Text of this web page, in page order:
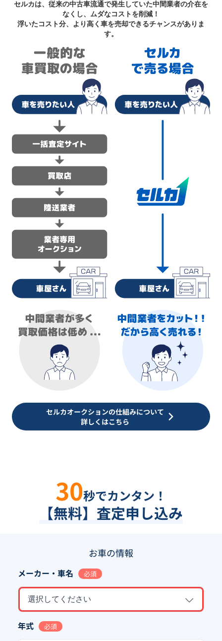
セルカは、従来の中古車流通で発生していた中間業者の介在を
なくし、ムダなコストを削減！
浮いたコスト分、より高く車を売却できるチャンスがありま
す。
セルカオークションの仕組みについて
詳しくはこちら
30秒でカンタン！
【無料】査定申し込み
お車の情報
メーカー・車名 必須
選択してください
年式 必須